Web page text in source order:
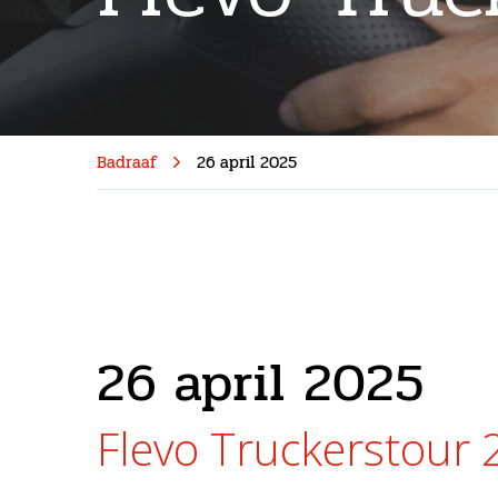
Badraaf 26 april 2025
26 april 2025
Flevo Truckerstour